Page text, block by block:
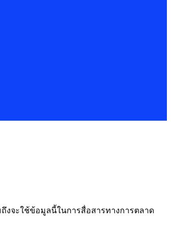
ถึงจะใช้ข้อมูลนี้ในการสื่อสารทางการตลาด